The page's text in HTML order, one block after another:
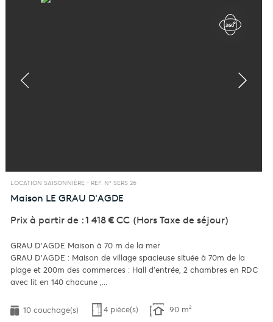
LOCATION SAISONNIÈRE - REF. N° SERS 26
Maison LE GRAU D'AGDE
Prix à partir de : 1 418 €CC (Hors Taxe de séjour)
GRAU D'AGDE Maison à 70 m de la mer
GRAU D'AGDE : Maison de village spacieuse située à 70m de la
plage et 200m des commerces : Hall d'entrée, 2 chambres en RDC
avec lit en 140 chacune ,...
10 couchage(s) 4 pièce(s) 90 m²